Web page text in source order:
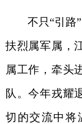
不只“引路”
扶烈属军属，
属工作，牵头
队。今年戎耀
切的交流中将